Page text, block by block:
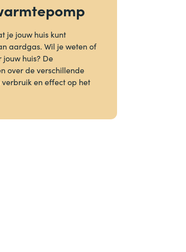
je jouw huis kunt
aardgas. Wil je weten of
huis? De
over de verschillende
en effect op het